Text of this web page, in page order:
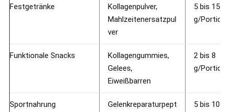
Festgetränke
Kollagenpulver,
Mahlzeitenersatzpul
ver
5 bis 15
g/Portion
Funktionale Snacks
Kollagengummies,
Gelees,
Eiweißbarren
2 bis 8
g/Portion
Sportnahrung
Gelenkreparaturpept
5 bis 10